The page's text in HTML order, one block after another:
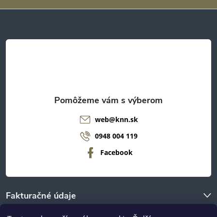
t
Fakturačné údaje
web@knn.sk
0948 004 119
Facebook